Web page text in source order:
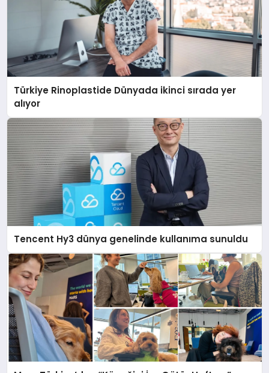
Türkiye Rinoplastide Dünyada ikinci sırada yer
alıyor
Tencent Hy3 dünya genelinde kullanıma sunuldu